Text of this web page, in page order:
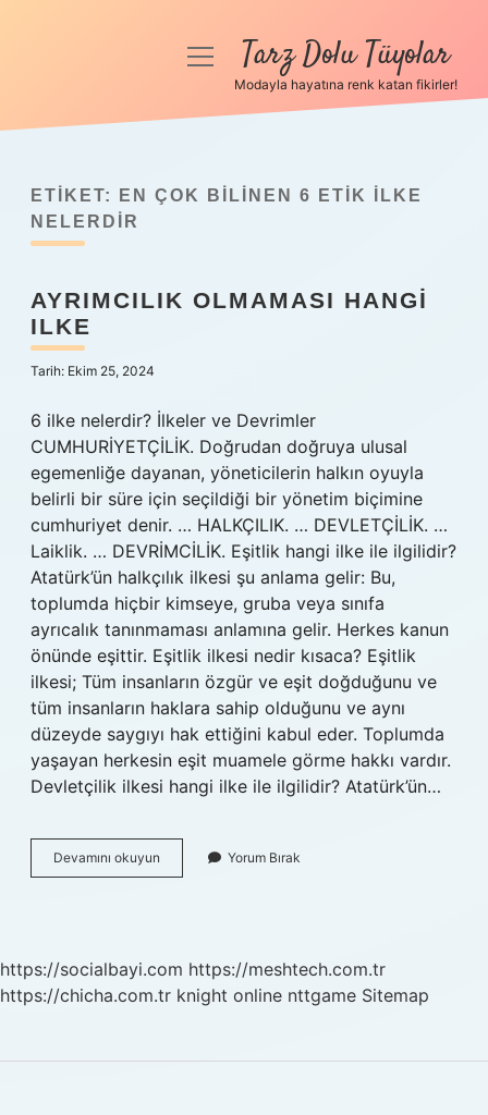
Anasayfa
Yasal Uyarı
menüyüTarz Dolu Tüyolar
Modayla hayatına renk katan fikirler!
ETIKET:
EN ÇOK BILINEN 6 ETIK ILKE
NELERDIR
AYRIMCILIK OLMAMASI HANGI
ILKE
Tarih: Ekim 25, 2024
6 ilke nelerdir? İlkeler ve Devrimler
CUMHURİYETÇİLİK. Doğrudan doğruya ulusal
egemenliğe dayanan, yöneticilerin halkın oyuyla
belirli bir süre için seçildiği bir yönetim biçimine
cumhuriyet denir. … HALKÇILIK. … DEVLETÇİLİK. …
Laiklik. … DEVRİMCİLİK. Eşitlik hangi ilke ile ilgilidir?
Atatürk’ün halkçılık ilkesi şu anlama gelir: Bu,
toplumda hiçbir kimseye, gruba veya sınıfa
ayrıcalık tanınmaması anlamına gelir. Herkes kanun
önünde eşittir. Eşitlik ilkesi nedir kısaca? Eşitlik
ilkesi; Tüm insanların özgür ve eşit doğduğunu ve
tüm insanların haklara sahip olduğunu ve aynı
düzeyde saygıyı hak ettiğini kabul eder. Toplumda
yaşayan herkesin eşit muamele görme hakkı vardır.
Devletçilik ilkesi hangi ilke ile ilgilidir? Atatürk’ün…
Devamını okuyun Ayrımcılık
Olmaması
Yorum Bırak
https://socialbayi.com https://meshtech.com.tr
https://chicha.com.tr knight online nttgame Sitemap